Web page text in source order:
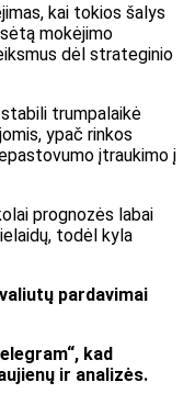
kai tokios šalys
mokėjimo
dėl strateginio
trumpalaikė
ypač rinkos
įtraukimo į
prognozės labai
todėl kyla
pardavimai
kad
ir analizės.